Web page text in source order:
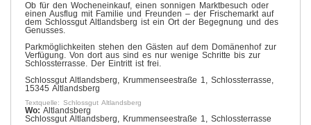
Ob für den Wocheneinkauf, einen sonnigen Marktbesuch oder
einen Ausflug mit Familie und Freunden – der Frischemarkt auf
dem Schlossgut Altlandsberg ist ein Ort der Begegnung und des
Genusses.
Parkmöglichkeiten stehen den Gästen auf dem Domänenhof zur
Verfügung. Von dort aus sind es nur wenige Schritte bis zur
Schlossterrasse. Der Eintritt ist frei.
Schlossgut Altlandsberg, Krummenseestraße 1, Schlossterrasse,
15345 Altlandsberg
Textquelle: Schlossgut Altlandsberg
Wo: Altlandsberg
Schlossgut Altlandsberg, Krummenseestraße 1, Schlossterrasse